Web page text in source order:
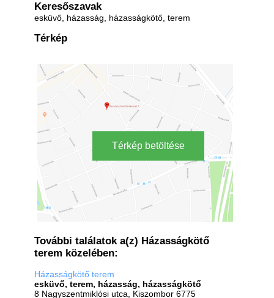
Keresőszavak
esküvő, házasság, házasságkötő, terem
Térkép
Térkép betöltése
További találatok a(z) Házasságkötő
terem közelében:
Házasságkötő terem
esküvő, terem, házasság, házasságkötő
8 Nagyszentmiklósi utca, Kiszombor 6775